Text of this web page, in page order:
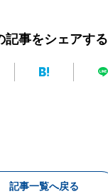
記事をシェアする
記事一覧へ戻る